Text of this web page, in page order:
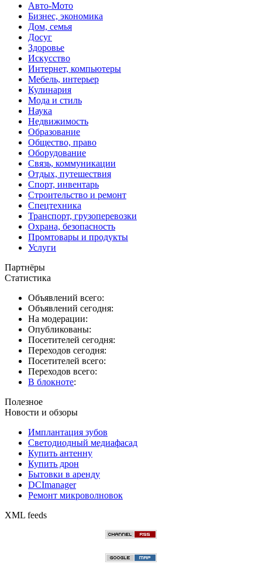
Авто-Мото
Бизнес, экономика
Дом, семья
Досуг
Здоровье
Искусство
Интернет, компьютеры
Мебель, интерьер
Кулинария
Мода и стиль
Наука
Недвижимость
Образование
Общество, право
Оборудование
Связь, коммуникации
Отдых, путешествия
Спорт, инвентарь
Строительство и ремонт
Спецтехника
Транспорт, грузоперевозки
Охрана, безопасность
Промтовары и продукты
Услуги
Партнёры
Статистика
Объявлений всего:
Объявлений сегодня:
На модерации:
Опубликованы:
Посетителей сегодня:
Переходов сегодня:
Посетителей всего:
Переходов всего:
В блокноте:
Полезное
Новости и обзоры
Имплантация зубов
Светодиодный медиафасад
Купить антенну
Купить дрон
Бытовки в аренду
DCImanager
Ремонт микроволновок
XML feeds